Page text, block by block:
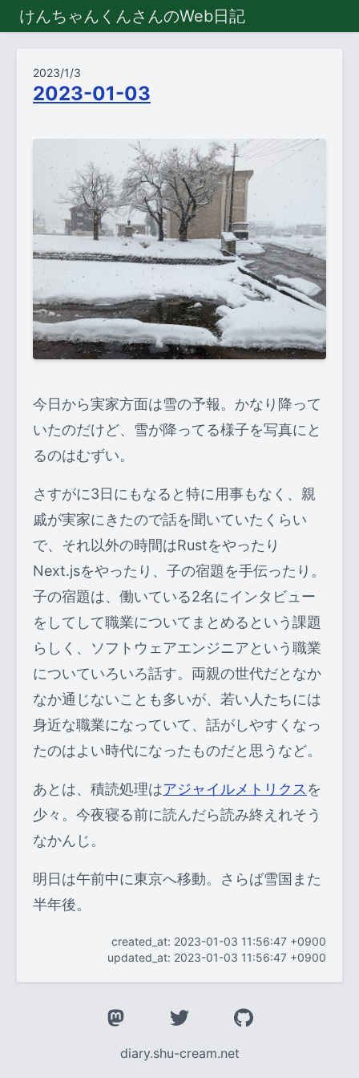
けんちゃんくんさんのWeb日記
2023/1/3
2023-01-03
今日から実家方面は雪の予報。かなり降って
いたのだけど、雪が降ってる様子を写真にと
るのはむずい。
さすがに3日にもなると特に用事もなく、親
戚が実家にきたので話を聞いていたくらい
で、それ以外の時間はRustをやったり
Next.jsをやったり、子の宿題を手伝ったり。
子の宿題は、働いている2名にインタビュー
をしてして職業についてまとめるという課題
らしく、ソフトウェアエンジニアという職業
についていろいろ話す。両親の世代だとなか
なか通じないことも多いが、若い人たちには
身近な職業になっていて、話がしやすくなっ
たのはよい時代になったものだと思うなど。
あとは、積読処理はアジャイルメトリクスを
少々。今夜寝る前に読んだら読み終えれそう
なかんじ。
明日は午前中に東京へ移動。さらば雪国また
半年後。
created_at: 2023-01-03 11:56:47 +0900
updated_at: 2023-01-03 11:56:47 +0900
diary.shu-cream.net